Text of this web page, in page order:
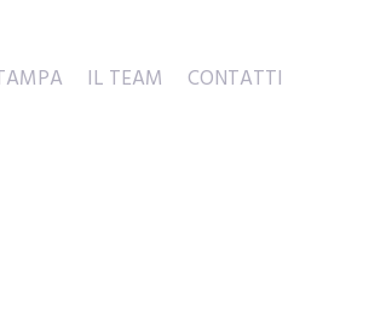
IL TEAM CONTATTI